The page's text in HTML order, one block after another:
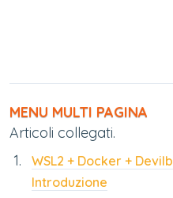
MENU MULTI PAGINA
Articoli collegati.
WSL2 + Docker +
Introduzione